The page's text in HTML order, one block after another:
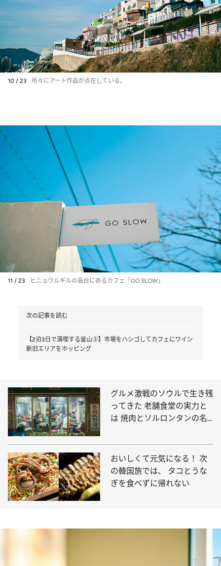
10 / 23 所々にアート作品が点在している。
11 / 23 ヒニョウルギルの高台にあるカフェ「GO SLOW」
次の記事を読む
【2泊3日で満喫する釜山③】市場をハシゴしてカフェにワイン
新旧エリアをホッピング
グルメ激戦のソウルで生き残
ってきた 老舗食堂の実力と
は 焼肉とソルロンタンの名
おいしくて元気になる！ 次
の韓国旅では、 タコとうな
ぎを食べずに帰れない